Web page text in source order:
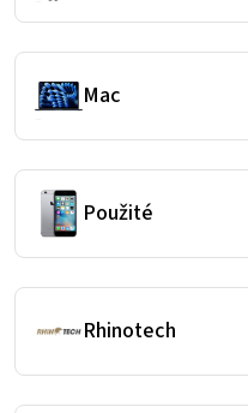
Mac
Použité
Rhinotech